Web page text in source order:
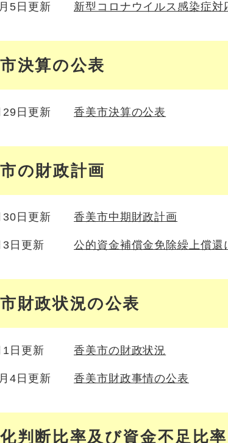
5日更新 新型コロナウイルス感染症
決算の公表
日更新 香美市決算の公表
の財政計画
日更新 香美市中期財政計画
日更新 公的資金補償金免除繰上償還
財政状況の公表
日更新 香美市の財政状況
4日更新 香美市財政事情の公表
判断比率及び資金不足比率